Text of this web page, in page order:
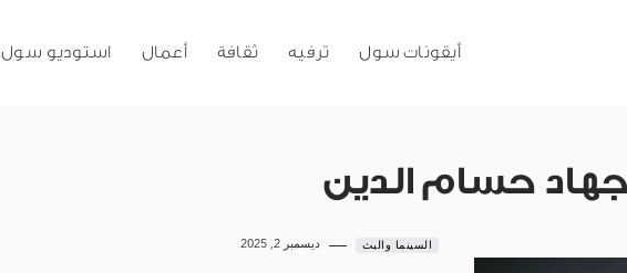
أيقونات سول ترفيه ثقافة أعمال استوديو سول
جهاد حسام الدين
السينما والبث ديسمبر 2, 2025